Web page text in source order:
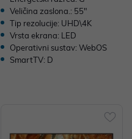
Veličina zaslona.: 55"
Tip rezolucije: UHD\4K
Vrsta ekrana: LED
Operativni sustav: WebOS
SmartTV: D